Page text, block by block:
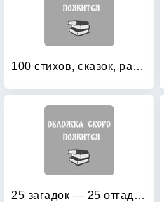
100 стихов, сказок, рассказов для чтения в детском саду и дома
25 загадок — 25 отгадок: Для самых маленьких